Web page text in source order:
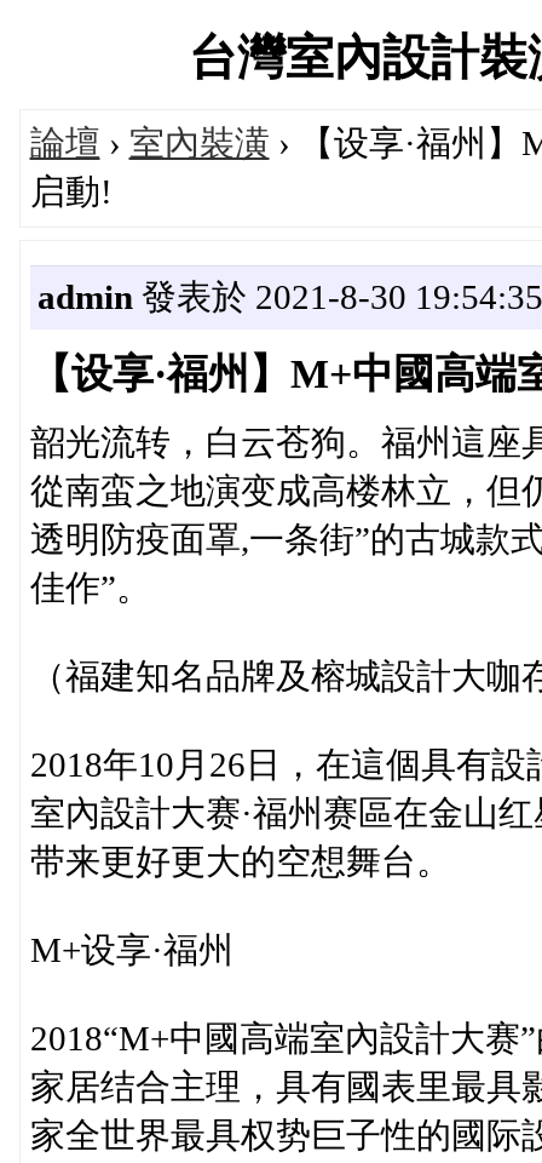
台灣室內設計
論壇 › 室內裝潢 › 【设享·福州
启動!
admin 發表於 2021-8-30 19:54:35
【设享·福州】M+中國高
韶光流转，白云苍狗。福州這座
從南蛮之地演变成高楼林立，但
透明防疫面罩,一条街”的古城款
佳作”。
（福建知名品牌及榕城設計大咖
2018年10月26日，在這個具有
室內設計大赛·福州赛區在金山
带来更好更大的空想舞台。
M+设享·福州
2018“M+中國高端室內設計大
家居结合主理，具有國表里最具
家全世界最具权势巨子性的國际